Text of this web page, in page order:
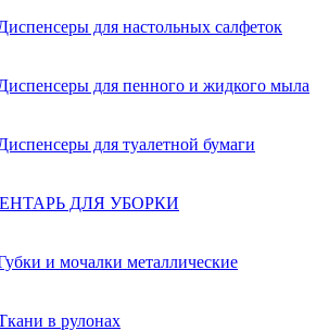
для настольных салфеток
для пенного и жидкого мыла
для туалетной бумаги
ДЛЯ УБОРКИ
и мочалки металлические
в рулонах